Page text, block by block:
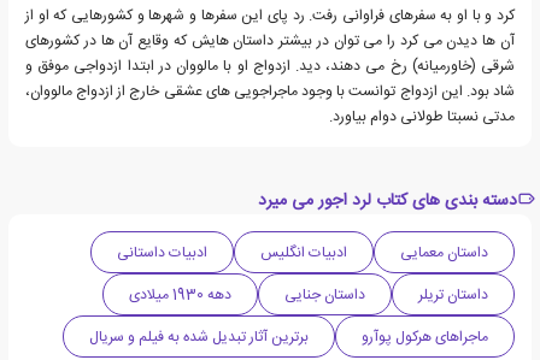
کرد و با او به سفرهای فراوانی رفت. رد پای این سفرها و شهرها و کشورهایی که او از
آن ها دیدن می کرد را می توان در بیشتر داستان هایش که وقایع آن ها در کشورهای
شرقی (خاورمیانه) رخ می دهند، دید. ازدواج او با مالووان در ابتدا ازدواجی موفق و
شاد بود. این ازدواج توانست با وجود ماجراجویی های عشقی خارج از ازدواج مالووان،
مدتی نسبتا طولانی دوام بیاورد.
دسته بندی های کتاب لرد اجور می میرد
داستان معمایی ادبیات انگلیس
ادبیات داستانی
داستان تریلر
داستان جنایی
دهه 1930 میلادی
ماجراهای هرکول پوآرو
برترین آثار تبدیل شده به فیلم و سریال